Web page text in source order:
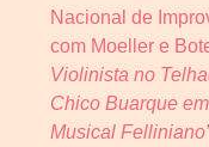
Nacional de
com Moeller e
Violinista no
Chico Buarque
Musical